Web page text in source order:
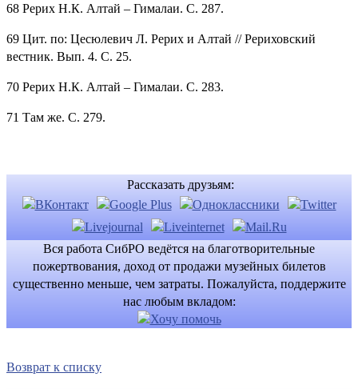
68 Рерих Н.К. Алтай – Гималаи. С. 287.
69 Цит. по: Цесюлевич Л. Рерих и Алтай // Рериховский
вестник. Вып. 4. С. 25.
70 Рерих Н.К. Алтай – Гималаи. С. 283.
71 Там же. С. 279.
Рассказать друзьям:
Вся работа СибРО ведётся на благотворительные
пожертвования, доход от продажи музейных билетов
существенно меньше, чем затраты. Пожалуйста, поддержите
нас любым вкладом:
Возврат к списку